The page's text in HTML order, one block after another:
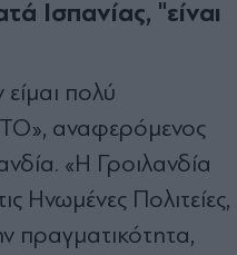
Ισπανίας, "είναι
πολύ
αναφερόμενος
«Η Γροιλανδία
Ηνωμένες Πολιτείες,
πραγματικότητα,